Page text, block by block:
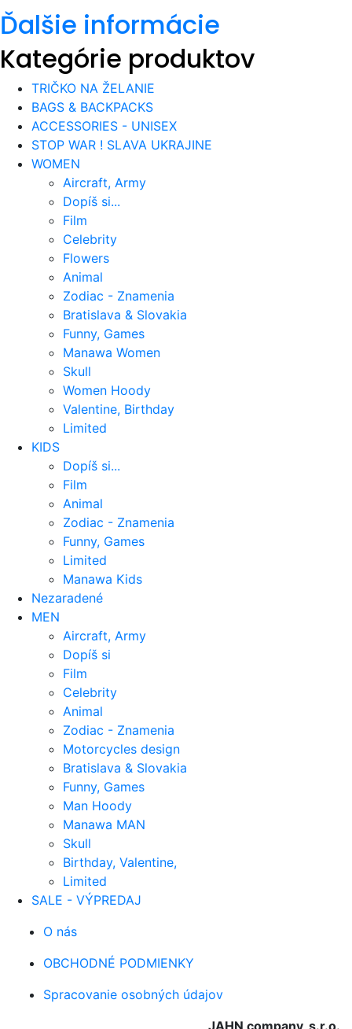
Ďalšie informácie
Kategórie produktov
TRIČKO NA ŽELANIE
BAGS & BACKPACKS
ACCESSORIES - UNISEX
STOP WAR ! SLAVA UKRAJINE
WOMEN
Aircraft, Army
Dopíš si...
Film
Celebrity
Flowers
Animal
Zodiac - Znamenia
Bratislava & Slovakia
Funny, Games
Manawa Women
Skull
Women Hoody
Valentine, Birthday
Limited
KIDS
Dopíš si...
Film
Animal
Zodiac - Znamenia
Funny, Games
Limited
Manawa Kids
Nezaradené
MEN
Aircraft, Army
Dopíš si
Film
Celebrity
Animal
Zodiac - Znamenia
Motorcycles design
Bratislava & Slovakia
Funny, Games
Man Hoody
Manawa MAN
Skull
Birthday, Valentine,
Limited
SALE - VÝPREDAJ
O nás
OBCHODNÉ PODMIENKY
Spracovanie osobných údajov
JAHN company, s.r.o.